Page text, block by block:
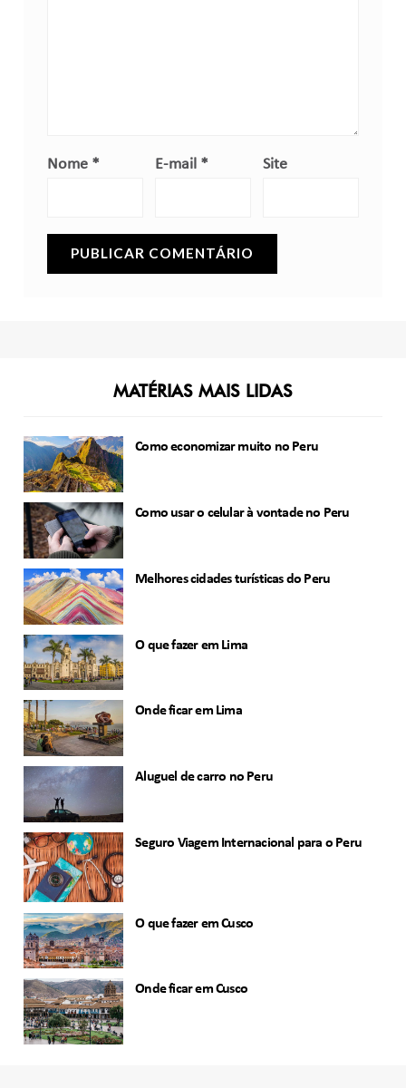
Nome * E-mail * Site
MATÉRIAS MAIS LIDAS
Como economizar muito no Peru
Como usar o celular à vontade no Peru
Melhores cidades turísticas do Peru
O que fazer em Lima
Onde ficar em Lima
Aluguel de carro no Peru
Seguro Viagem Internacional para o Peru
O que fazer em Cusco
Onde ficar em Cusco